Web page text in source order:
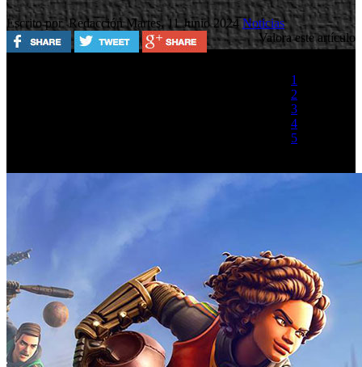
Escrito por RedacciónMartes, 11 Junio 2024Noticias
Valora este artículo
1
2
3
4
5